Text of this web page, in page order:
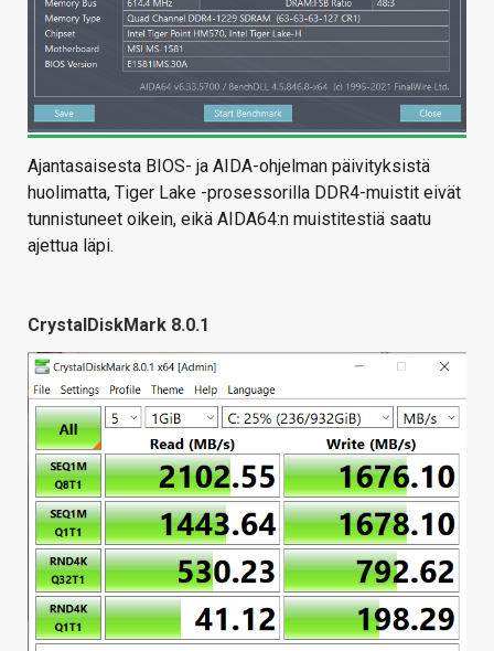
Ajantasaisesta BIOS- ja AIDA-ohjelman päivityksistä
huolimatta, Tiger Lake -prosessorilla DDR4-muistit eivät
tunnistuneet oikein, eikä AIDA64:n muistitestiä saatu
ajettua läpi.
CrystalDiskMark 8.0.1